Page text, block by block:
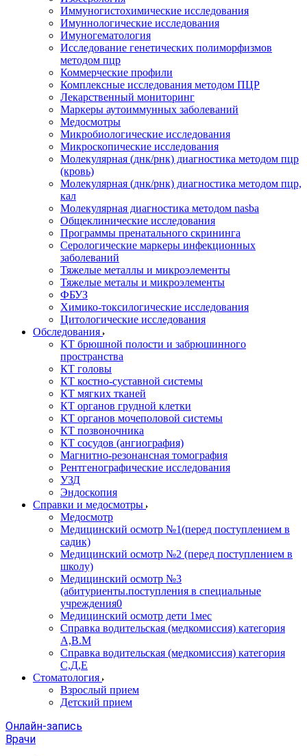
Иммуногистохимические исследования
Имуннологические исследования
Имуногематология
Исследование генетических полиморфизмов
методом пцр
Коммерческие профили
Комплексные исследования методом ПЦР
Лекарственный мониторинг
Маркеры аутоиммунных заболеваний
Медосмотры
Микробиологические исследования
Микроскопические исследования
Молекулярная (днк/рнк) диагностика методом пцр
(кровь)
Молекулярная (днк/рнк) диагностика методом пцр,
кал
Молекулярная диагностика методом nasba
Общеклинические исследования
Программы пренатального скрининга
Серологические маркеры инфекционных
заболеваний
Тяжелые металлы и микроэлементы
Тяжелые металы и микроэлементы
ФБУЗ
Химико-токсилогические исследования
Цитологические исследования
Обследования
КТ брюшной полости и забрюшинного
пространства
КТ головы
КТ костно-суставной системы
КТ мягких тканей
КТ органов грудной клетки
КТ органов мочеполовой системы
КТ позвоночника
КТ сосудов (ангиография)
Магнитно-резонансная томография
Рентгенографические исследования
УЗД
Эндоскопия
Справки и медосмотры
Медосмотр
Медицинский осмотр №1(перед поступлением в
садик)
Медицинский осмотр №2 (перед поступлением в
школу)
Медицинский осмотр №3
(абитуриенты.поступления в специальные
учреждения0
Медицинский осмотр дети 1мес
Справка водительская (медкомиссия) категория
А,В.М
Справка водительская (медкомиссия) категория
С,Д,Е
Стоматология
Взрослый прием
Детский прием
Онлайн-запись
Врачи